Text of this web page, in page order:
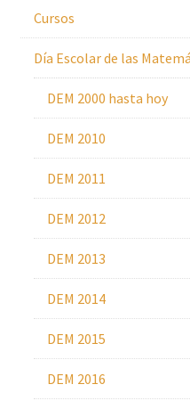
Cursos
Día Escolar de las
DEM 2000 hasta hoy
DEM 2010
DEM 2011
DEM 2012
DEM 2013
DEM 2014
DEM 2015
DEM 2016